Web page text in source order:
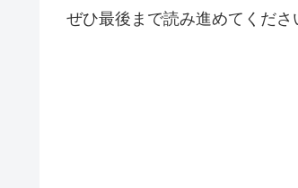
ぜひ最後まで読み進めてくださ